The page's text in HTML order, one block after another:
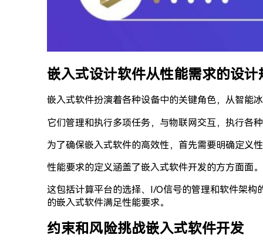
嵌入式设计软件从性能需求的设计
嵌入式软件扮演着各种设备中的关键角色，从智能
它们管理和执行多项任务，与物联网交互，执行各
为了确保嵌入式软件的高效性，首先需要明确定义
性能要求的定义涵盖了嵌入式软件开发的方方面面。
这包括计算平台的选择、I/O信号的管理和软件架
的嵌入式软件满足性能要求。
约束和风险挑战嵌入式软件开发